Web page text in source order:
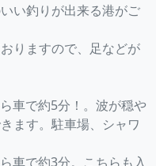
い釣りが出来る港がご
りますので、足などが
車で約5分！。波が穏や
ます。駐車場、シャワ
車で約3分。こちらも入